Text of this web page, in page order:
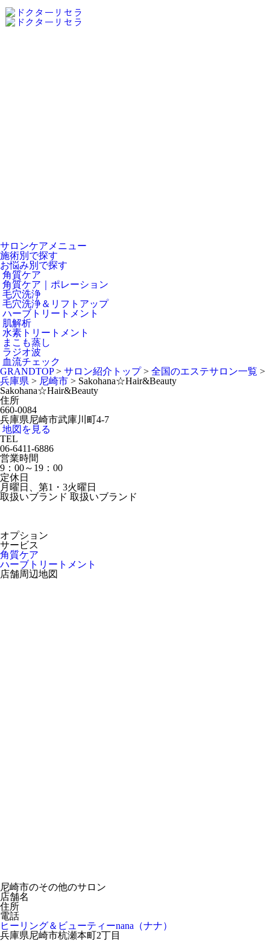
お近くのサロンを探す
サロンケアメニュー
施術別で探す
お悩み別で探す
角質ケア
角質ケア｜ポレーション
毛穴洗浄
毛穴洗浄＆リフトアップ
ハーブトリートメント
肌解析
水素トリートメント
まこも蒸し
ラジオ波
血流チェック
GRANDTOP > サロン紹介トップ > 全国のエステサロン一覧 >
兵庫県 > 尼崎市 > Sakohana☆Hair&Beauty
Sakohana☆Hair&Beauty
住所
660-0084
兵庫県尼崎市武庫川町4-7
地図を見る
TEL
06-6411-6886
営業時間
9：00～19：00
定休日
月曜日、第1・3火曜日
取扱いブランド 取扱いブランド
オプション
サービス
角質ケア
ハーブトリートメント
店舗周辺地図
尼崎市のその他のサロン
店舗名
住所
電話
ヒーリング＆ビューティーnana（ナナ）
兵庫県尼崎市杭瀬本町2丁目